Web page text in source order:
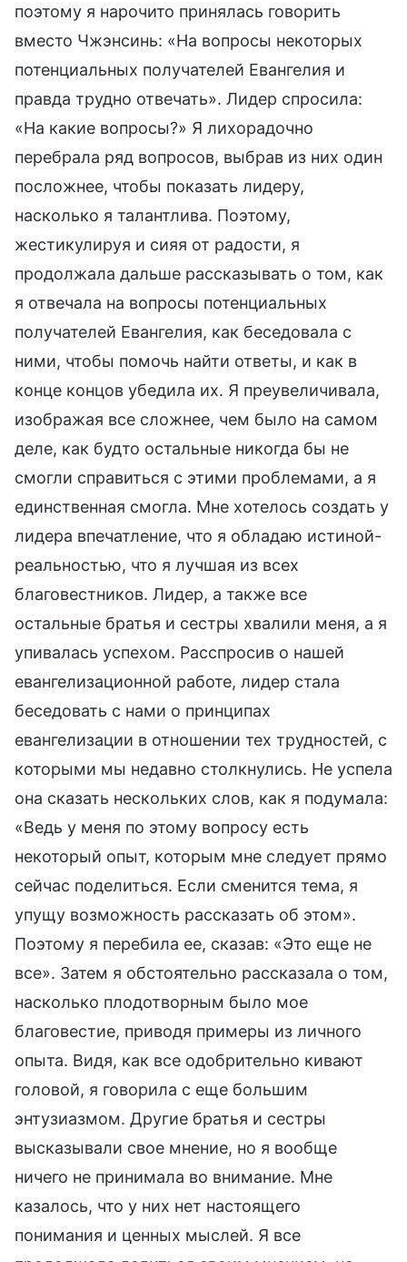
поэтому я нарочито принялась говорить
вместо Чжэнсинь: «На вопросы некоторых
потенциальных получателей Евангелия и
правда трудно отвечать». Лидер спросила:
«На какие вопросы?» Я лихорадочно
перебрала ряд вопросов, выбрав из них один
посложнее, чтобы показать лидеру,
насколько я талантлива. Поэтому,
жестикулируя и сияя от радости, я
продолжала дальше рассказывать о том, как
я отвечала на вопросы потенциальных
получателей Евангелия, как беседовала с
ними, чтобы помочь найти ответы, и как в
конце концов убедила их. Я преувеличивала,
изображая все сложнее, чем было на самом
деле, как будто остальные никогда бы не
смогли справиться с этими проблемами, а я
единственная смогла. Мне хотелось создать у
лидера впечатление, что я обладаю истиной-
реальностью, что я лучшая из всех
благовестников. Лидер, а также все
остальные братья и сестры хвалили меня, а я
упивалась успехом. Расспросив о нашей
евангелизационной работе, лидер стала
беседовать с нами о принципах
евангелизации в отношении тех трудностей, с
которыми мы недавно столкнулись. Не успела
она сказать нескольких слов, как я подумала:
«Ведь у меня по этому вопросу есть
некоторый опыт, которым мне следует прямо
сейчас поделиться. Если сменится тема, я
упущу возможность рассказать об этом».
Поэтому я перебила ее, сказав: «Это еще не
все». Затем я обстоятельно рассказала о том,
насколько плодотворным было мое
благовестие, приводя примеры из личного
опыта. Видя, как все одобрительно кивают
головой, я говорила с еще большим
энтузиазмом. Другие братья и сестры
высказывали свое мнение, но я вообще
ничего не принимала во внимание. Мне
казалось, что у них нет настоящего
понимания и ценных мыслей. Я все